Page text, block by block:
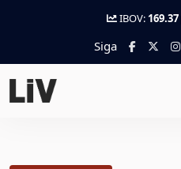
IBOV:
Siga